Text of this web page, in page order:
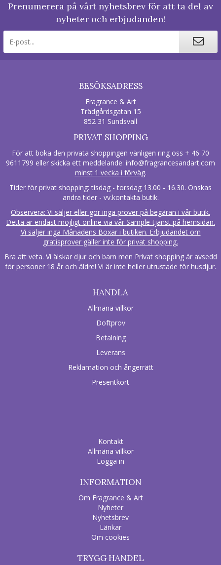
Prenumerera på vårt nyhetsbrev för att ta del av
nyheter och erbjudanden!
BESÖKSADRESS
Fragrance & Art
Trädgårdsgatan 15
852 31 Sundsvall
PRIVAT SHOPPING
För att boka den privata shoppingen vänligen ring oss + 46 70
9611799 eller skicka ett meddelande: info@fragrancesandart.com
minst 1 vecka i förväg.
Tider för privat shopping: tisdag - torsdag 13.00 - 16.30. Önskas
andra tider - vv.kontakta butik.
Observera: Vi säljer eller gör inga prover på begäran i vår butik.
Detta är endast möjligt online via vår Sample-tjänst på hemsidan.
Vi säljer inga Månadens Boxar i butiken. Erbjudandet om
gratisprover gäller inte för privat shopping.
Bra att veta. Vi älskar djur och barn men Privat shopping är avsedd
för personer 18 år och äldre! Vi är inte heller utrustade för husdjur.
HANDLA
Allmäna villkor
Doftprov
Betalning
Leverans
Reklamation och ångerrätt
Presentkort
Kontakt
Allmäna villkor
Logga in
INFORMATION
Om Fragrance & Art
Nyheter
Nyhetsbrev
Länkar
Om cookies
TRYGG HANDEL